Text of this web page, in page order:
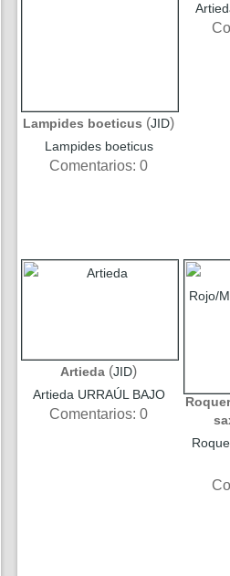
Lampides boeticus (JID)
Lampides boeticus
Comentarios: 0
Artieda (JID)
Artieda URRAÚL BAJO
Comentarios: 0